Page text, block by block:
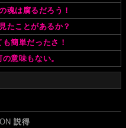
魂は腐るだろう！
たことがあるか？
も簡単だったさ！
の意味もない。
説得